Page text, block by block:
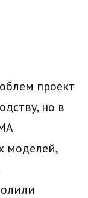
проект
но в
моделей,